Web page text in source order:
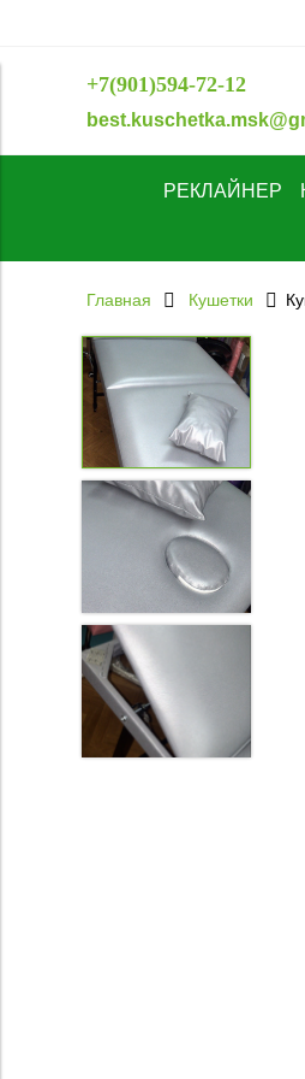
+7(901)594-72-12
РЕКЛАЙНЕР
Главная Кушетки